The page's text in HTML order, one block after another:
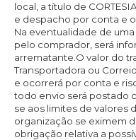
local, a título de
e despacho por conta e
Na eventualidade de
pelo comprador, será
arrematante.O valor do
Transportadora ou
e ocorrerá por conta e
todo envio será postado
se aos limites de valores
organização se eximem
obrigação relativa a